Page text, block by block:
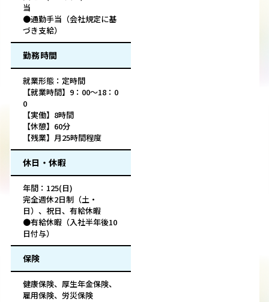
当
●通勤手当（会社規定に基
づき支給）
勤務時間
就業形態：定時間
【就業時間】9：00～18：0
0
【実働】8時間
【休憩】60分
【残業】月25時間程度
休日・休暇
年間：125(日)
完全週休2日制（土・
日）、祝日、有給休暇
●有給休暇（入社半年後10
日付与）
保険
健康保険、厚生年金保険、
雇用保険、労災保険